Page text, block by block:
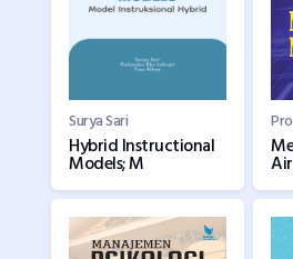
Surya Sari
Hybrid Instructional
Models; M